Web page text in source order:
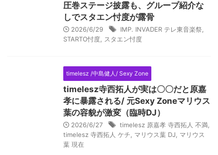
圧巻ステージ披露も、グループ紹介な
しでスタエン忖度が露骨
2026/6/29 IMP. INVADER テレ東音楽祭
STARTO忖度
スタエン忖度
timelesz /中島健人/ Sexy Zone
timelesz寺西拓人が実は〇〇だと原嘉
孝に暴露される/ 元Sexy Zoneマリウス
葉の容貌が激変（臨時DJ）
2026/6/27 timelesz 原嘉孝 寺西拓人 不満
timelesz 寺西拓人 ケチ
マリウス葉 DJ
マリウス
葉 現在